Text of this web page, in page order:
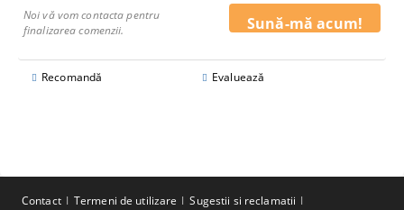
Noi vă vom contacta pentru
finalizarea comenzii.
Recomandă Evaluează
Contact Termeni de utilizare
Sugestii si reclamatii